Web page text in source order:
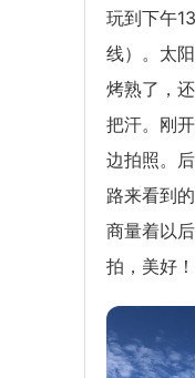
玩到下午
线）。太
烤熟了，
把汗。刚
边拍照。
路来看到
商量着以
拍，美好！